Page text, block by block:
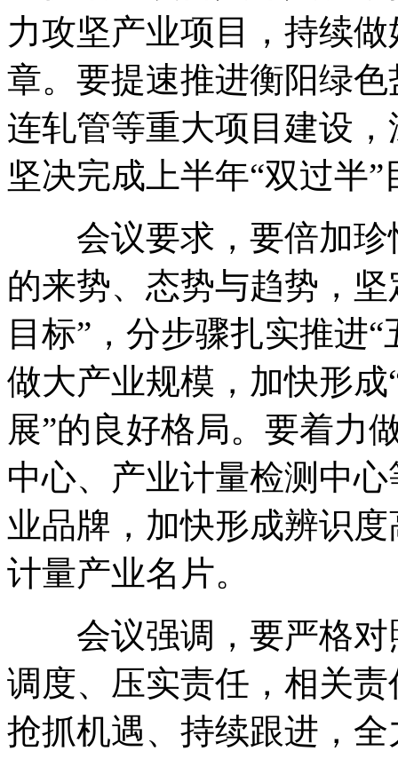
力攻坚产业项目，持续
章。要提速推进衡阳绿
连轧管等重大项目建设
坚决完成上半年“双过半
会议要求，要倍加珍
的来势、态势与趋势，
目标”，分步骤扎实推进
做大产业规模，加快形
展”的良好格局。要着力
中心、产业计量检测中
业品牌，加快形成辨识
计量产业名片。
会议强调，要严格对
调度、压实责任，相关
抢抓机遇、持续跟进，